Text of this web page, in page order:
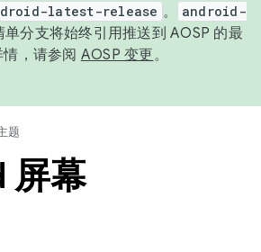
latest-release 。
android-
单分支将始终引用推送到 AOSP 的最
，请参阅 AOSP 变更。
题
屏幕